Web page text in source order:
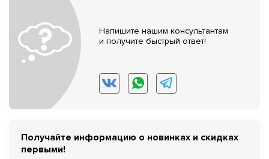
Напишите нашим консультантам
и получите быстрый ответ!
Получайте информацию о новинках и скидках
первыми!